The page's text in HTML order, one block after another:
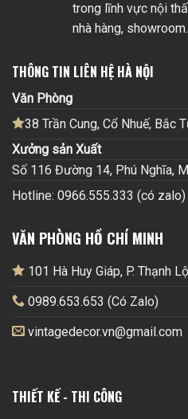
trong lĩnh vực nội
nhà hàng,
THÔNG TIN LIÊN HỆ HÀ NỘI
Văn Phòng
38 Trần Cung, Cổ Nhuế, Bắc
Xưởng sản Xuất
Số 116 Đường 14, Phú Nghĩa,
Hotline: 0966.555.333 (có zalo)
VĂN PHÒNG HỒ CHÍ MINH
101 Hà Huy Giáp, P. Thạnh
0989.653.653 (Có Zalo)
vintagedecor.vn@gmail.com
THIẾT KẾ - THI CÔNG